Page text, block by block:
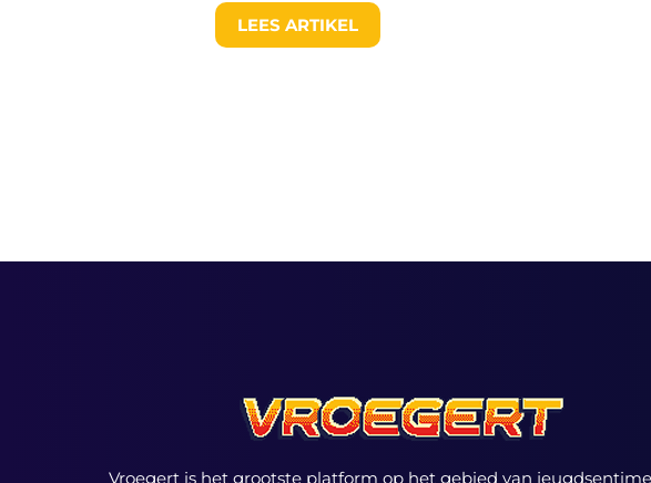
LEES ARTIKEL
Vroegert is het grootste platform op het gebied van